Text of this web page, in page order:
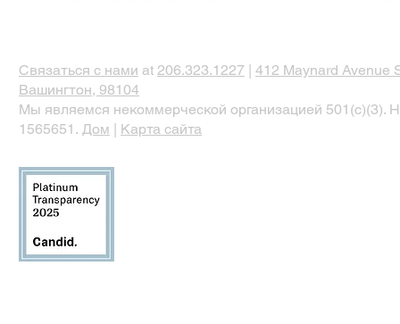
Связаться с нами at 206.323.1227 | 412 Maynard Avenue
Вашингтон, 98104
Мы являемся некоммерческой организацией 501(c)(3).
1565651. Дом | Карта сайта